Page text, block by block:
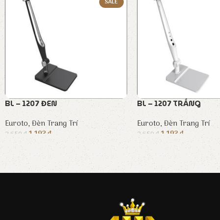
BL – 1207 ĐEN
Euroto,Đèn Trang Trí
2.650 ₫ 1.193₫
BL – 1207 TRẮNG
Euroto, Đèn Trang Trí
2.650 ₫ 1.193₫